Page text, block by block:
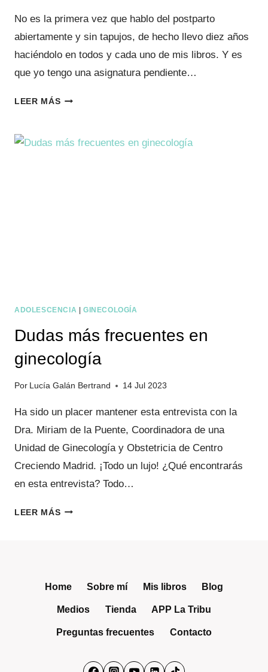
No es la primera vez que hablo del postparto
abiertamente y sin tapujos, de hecho llevo diez años
haciéndolo en todos y cada uno de mis libros. Y es
que yo tengo una asignatura pendiente…
LEER MÁSEL
ADOLESCENCIA GINECOLOGÍA
Dudas más frecuentes en
ginecología
Por Lucía Galán Bertrand 14 Jul 2023
Ha sido un placer mantener esta entrevista con la
Dra. Miriam de la Puente, Coordinadora de una
Unidad de Ginecología y Obstetricia de Centro
Creciendo Madrid. ¡Todo un lujo! ¿Qué encontrarás
en esta entrevista? Todo…
LEER MÁSDUDAS
Home Sobre mí Mis libros Blog
Medios Tienda APP La Tribu
Preguntas frecuentes Contacto